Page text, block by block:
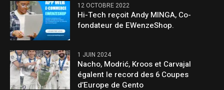
12 OCTOBRE 2022
Hi-Tech reçoit Andy MINGA, Co-
fondateur de EWenzeShop.
1 JUIN 2024
Nacho, Modrić, Kroos et Carvajal
égalent le record des 6 Coupes
d’Europe de Gento